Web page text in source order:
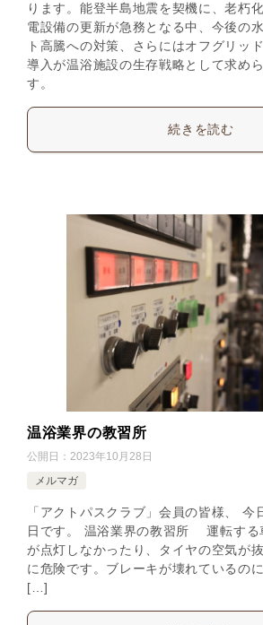
ります。能登半島地震を契機に、老朽
電設備の更新が急務となる中、今後の
ト高騰への対策、さらにはオフグリッ
導入が温浴施設の生存戦略として求め
す。
続きを読む
温浴業界の教習所
公開日： 2023年10月28日
メルマガ
「アクトパスクラブ」会員の皆様、
日です。 温浴業界の教習所 運転する
が点灯しなかったり、タイヤの空気が
に危険です。ブレーキが壊れているの
[…]